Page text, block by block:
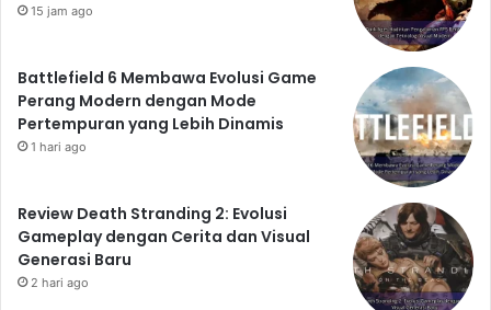
15 jam ago
Battlefield 6 Membawa Evolusi Game
Perang Modern dengan Mode
Pertempuran yang Lebih Dinamis
1 hari ago
Review Death Stranding 2: Evolusi
Gameplay dengan Cerita dan Visual
Generasi Baru
2 hari ago